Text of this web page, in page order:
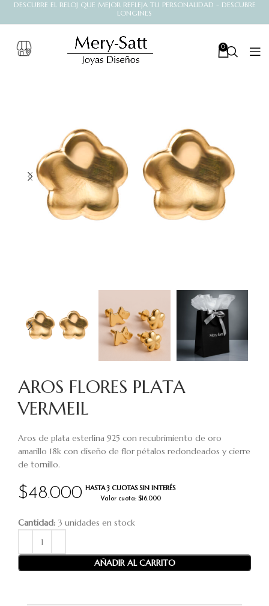
DESCUBRE EL RELOJ QUE MEJOR REFLEJA TU PERSONALIDAD - DESCUBRE
LONGINES
0
AROS FLORES PLATA
VERMEIL
$48.000 HASTA 3 CUOTAS SIN INTERÉS
Valor cuota: $16.000
Aros de plata esterlina 925 con recubrimiento de oro
amarillo 18k con diseño de flor pétalos redondeados y cierre
de tornillo.
Cantidad: 3 unidades en stock
AÑADIR AL CARRITO